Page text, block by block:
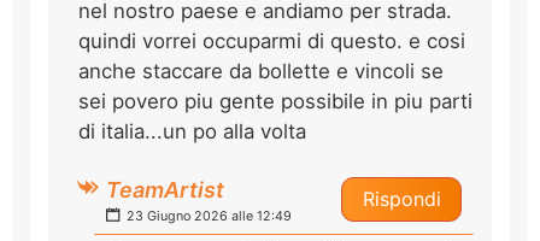
nel nostro paese e andiamo per strada.
quindi vorrei occuparmi di questo. e cosi
anche staccare da bollette e vincoli se
sei povero piu gente possibile in piu parti
di italia...un po alla volta
Rispondi
TeamArtist
23 Giugno 2026 alle 12:49